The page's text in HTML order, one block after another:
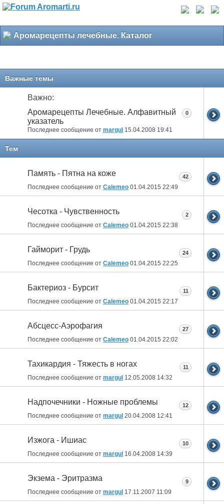
Аромарецепты лечебные. Каталог
Важные темы
Важно:
Аромарецепты Лечебные. Алфавитный
указатель
Последнее сообщение от margul 15.04.2008 19:41
0
Тем
Память - Пятна на коже
Последнее сообщение от Calemeo 01.04.2015 22:49
42
Чесотка - Чувственность
Последнее сообщение от Calemeo 01.04.2015 22:38
2
Гайморит - Грудь
Последнее сообщение от Calemeo 01.04.2015 22:25
24
Бактериоз - Бурсит
Последнее сообщение от Calemeo 01.04.2015 22:17
11
Абсцесс-Аэрофагия
Последнее сообщение от Calemeo 01.04.2015 22:02
27
Тахикардия - Тяжесть в ногах
Последнее сообщение от margul 12.05.2008 14:32
11
Надпочечники - Ножные проблемы
Последнее сообщение от margul 20.04.2008 12:41
12
Изжога - Ишиас
Последнее сообщение от margul 16.04.2008 14:39
10
Экзема - Эритразма
Последнее сообщение от margul 17.11.2007 11:09
9